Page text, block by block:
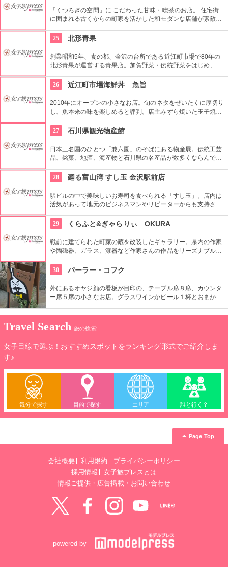
「くつろぎの空間」に こだわった甘味・喫茶のお店。 住宅街
に囲まれる古くからの町家を活かした和モダンな店舗が素敵。
リームが楽しめる。
25 北形青果
創業昭和5年、食の都、金沢の台所である近江町市場で80年の
北形青果が運営する青果店。加賀野菜・伝統野菜をはじめ、地
長は野菜ソムリエでおすすめの野菜やおいしい食べ方を聞くと
親切に教えてくれる。
26 近江町市場海鮮丼 魚旨
2010年にオープンの小さなお店。旬のネタをぜいたくに厚切り
し、魚本来の味を楽しめると評判。店主みずら焼いた玉子焼き
27
石川県観光物産館
日本三名園のひとつ「兼六園」のそばにある物産展。伝統工芸
品、銘菓、地酒、海産物と石川県の名産品が数多くならんでい
験・金箔プレート手づくりを体験できるコーナーもある。
28 廻る富山湾 すし玉 金沢駅前店
駅ビルの中で美味しいお寿司を食べられる「すし玉」。店内は
活気があって地元のビジネスマンやリピーターからも支持され
祝日限定のすし玉盛り１０貫セットなどがお勧め！
29 くらふと&ぎゃらりぃ OKURA
戦前に建てられた町家の蔵を改装したギャラリー。県内の作家
や陶磁器、ガラス、漆器など作家さんの作品をリーズナブルな
30
パーラー・コフク
外にあるオヤジ顔の看板が目印の、テーブル席８席、カウンタ
ー席５席の小さなお店。グラスワインかビール１杯とおまかせ
コーヒーが付くセット(700円）も。
Travel Search 旅の検索
女子目線で選ぶ！おすすめスポットをランキング形式でご紹介しま
す♪
気分で探す 目的で探す エリア 誰と行く？
Page Top
会社概要 利用規約
プライバシーポリシー
採用情報
女子旅プレスとは
情報ご提供・広告掲載・お問い合わせ
powered by